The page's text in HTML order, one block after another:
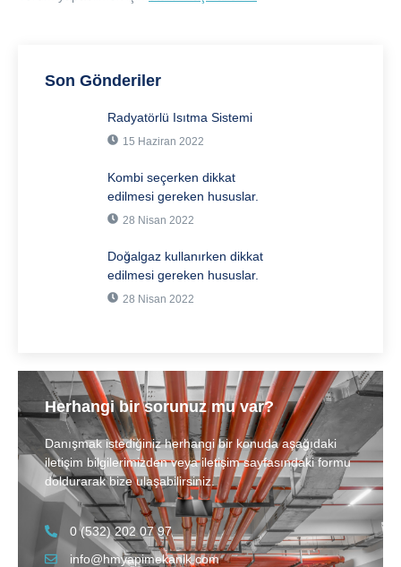
Son Gönderiler
Radyatörlü Isıtma Sistemi
15 Haziran 2022
Kombi seçerken dikkat
edilmesi gereken hususlar.
28 Nisan 2022
Doğalgaz kullanırken dikkat
edilmesi gereken hususlar.
28 Nisan 2022
Herhangi bir sorunuz mu var?
Danışmak istediğiniz herhangi bir konuda aşağıdaki
iletişim bilgilerimizden veya iletişim sayfasındaki formu
doldurarak bize ulaşabilirsiniz.
0 (532) 202 07 97
info@hmyapimekanik.com